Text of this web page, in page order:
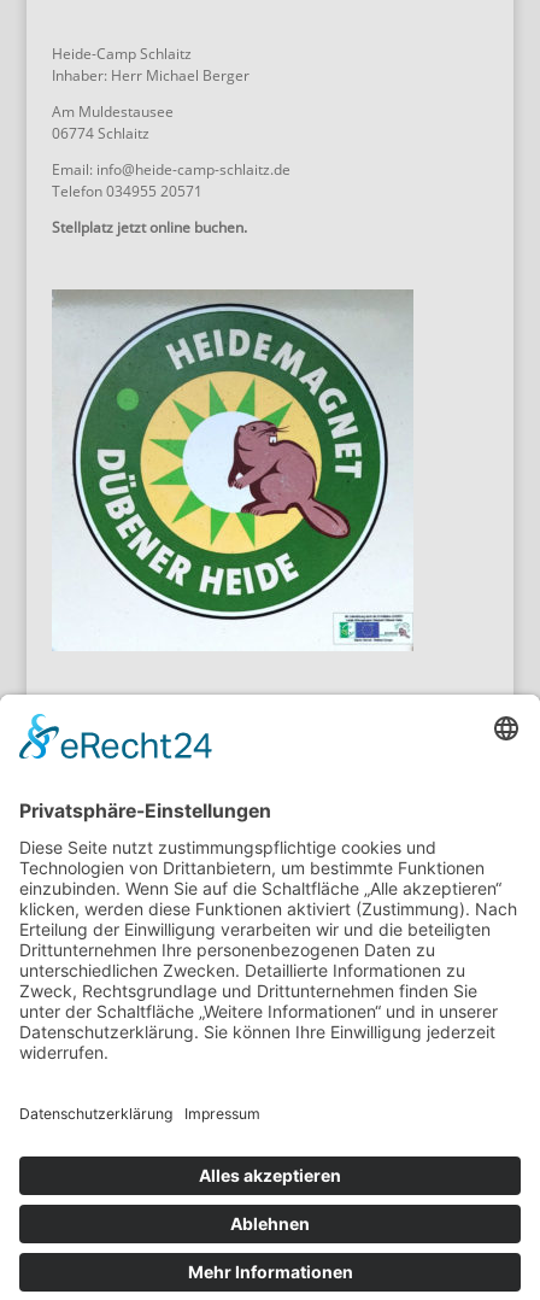
Heide-Camp Schlaitz
Inhaber: Herr Michael Berger
Am Muldestausee
06774 Schlaitz
Email: info@heide-camp-schlaitz.de
Telefon 034955 20571
Stellplatz jetzt online buchen.
Impressum Datenschutz
Buchungsbedingungen
Zahlungsarten
© Heide-Camp Schlaitz ≡Webdesign & SEO